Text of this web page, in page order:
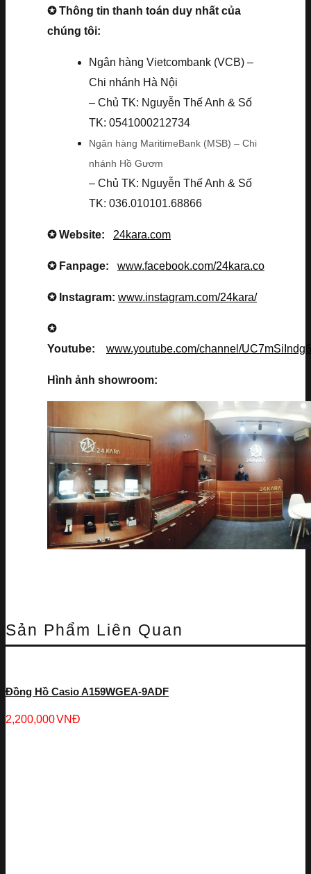
✪ Thông tin thanh toán duy nhất của
chúng tôi:
Ngân hàng Vietcombank (VCB) –
Chi nhánh Hà Nội
– Chủ TK: Nguyễn Thế Anh & Số
TK: 0541000212734
Ngân hàng MaritimeBank (MSB) – Chi
nhánh Hồ Gươm
– Chủ TK: Nguyễn Thế Anh & Số
TK: 036.010101.68866
✪ Website: 24kara.com
✪ Fanpage: www.facebook.com/24kara.co
✪ Instagram: www.instagram.com/24kara/
✪
Youtube: www.youtube.com/channel/
Hình ảnh showroom:
Sản Phẩm Liên Quan
Đồng Hồ Casio A159WGEA-9ADF
2,200,000VNĐ